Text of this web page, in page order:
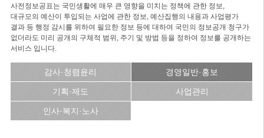
사전정보공표는 국민생활에 매우 큰 영향을 미치는 정책에 관한 정보,
대규모의 예산이 투입되는 사업에 관한 정보, 예산집행의 내용과 사업평가
결과 등 행정 감시를 위하여 필요한 정보 등에 대하여 국민의 정보공개 청구가
없더라도 미리 공개의 구체적 범위, 주기 및 방법 등을 정하여 정보를 공개하는
서비스 입니다.
감사·청렴윤리 경영일반·홍보
기획·제도 사업관리
인사·복지·노사